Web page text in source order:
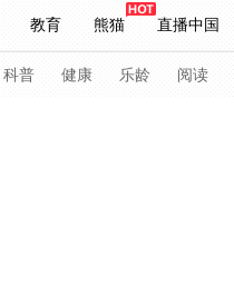
教育 熊猫 直播中国
热解读 天天学习
下载央视影音
科普 健康 乐龄 阅读